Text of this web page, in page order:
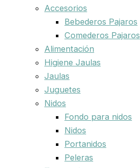
Accesorios
Bebederos Pajaros
Comederos Pajaros
Alimentación
Higiene Jaulas
Jaulas
Juguetes
Nidos
Fondo para nidos
Nidos
Portanidos
Peleras